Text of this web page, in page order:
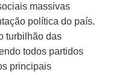
massivas
política do país.
turbilhão das
todos partidos
principais